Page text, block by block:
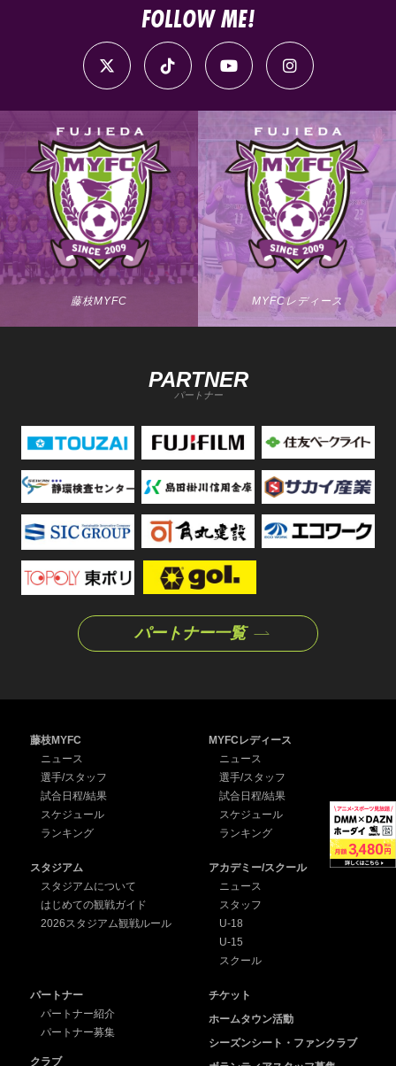
FOLLOW ME!
藤枝MYFC MYFCレディース
PARTNER
パートナー
パートナー一覧
藤枝MYFC
ニュース
選手/スタッフ
試合日程/結果
スケジュール
ランキング
MYFCレディース
ニュース
選手/スタッフ
試合日程/結果
スケジュール
ランキング
スタジアム
スタジアムについて
はじめての観戦ガイド
2026スタジアム観戦ルール
アカデミー/スクール
ニュース
スタッフ
U-18
U-15
スクール
パートナー
パートナー紹介
パートナー募集
クラブ
チケット
ホームタウン活動
シーズンシート・ファンクラブ